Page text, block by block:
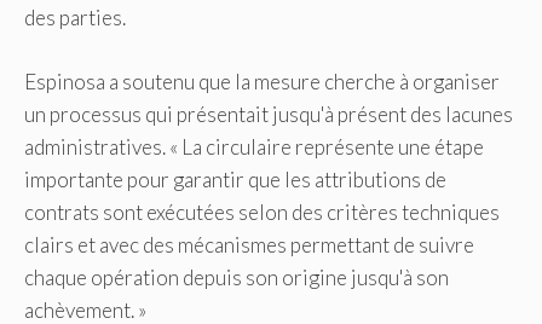
des parties.
Espinosa a soutenu que la mesure cherche à organiser
un processus qui présentait jusqu'à présent des lacunes
administratives. « La circulaire représente une étape
importante pour garantir que les attributions de
contrats sont exécutées selon des critères techniques
clairs et avec des mécanismes permettant de suivre
chaque opération depuis son origine jusqu'à son
achèvement. »